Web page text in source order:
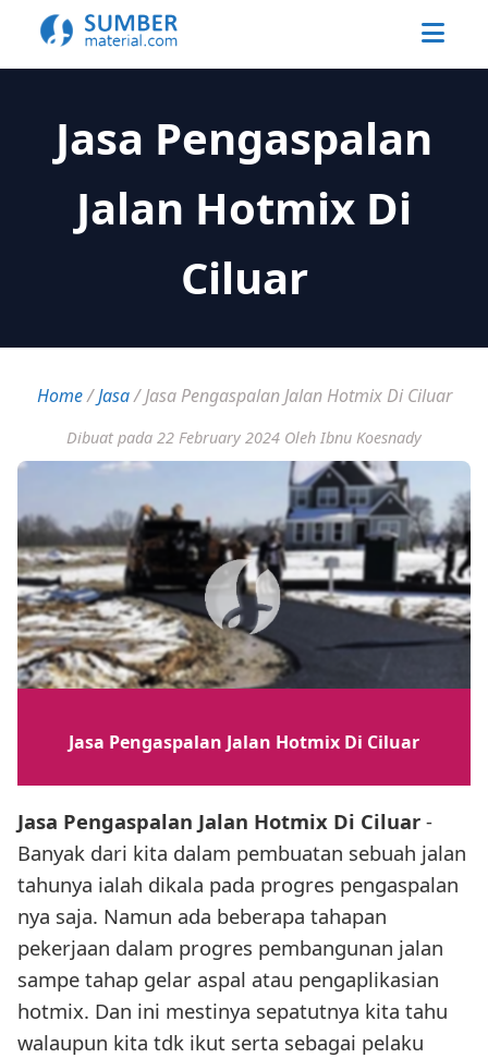
Jasa Pengaspalan
Jalan Hotmix Di
Ciluar
Home/Jasa/Jasa Pengaspalan Jalan Hotmix Di Ciluar
Dibuat pada 22 February 2024 Oleh Ibnu Koesnady
Jasa Pengaspalan Jalan Hotmix Di Ciluar
Jasa Pengaspalan Jalan Hotmix Di Ciluar -
Banyak dari kita dalam pembuatan sebuah jalan
tahunya ialah dikala pada progres pengaspalan
nya saja. Namun ada beberapa tahapan
pekerjaan dalam progres pembangunan jalan
sampe tahap gelar aspal atau pengaplikasian
hotmix. Dan ini mestinya sepatutnya kita tahu
walaupun kita tdk ikut serta sebagai pelaku